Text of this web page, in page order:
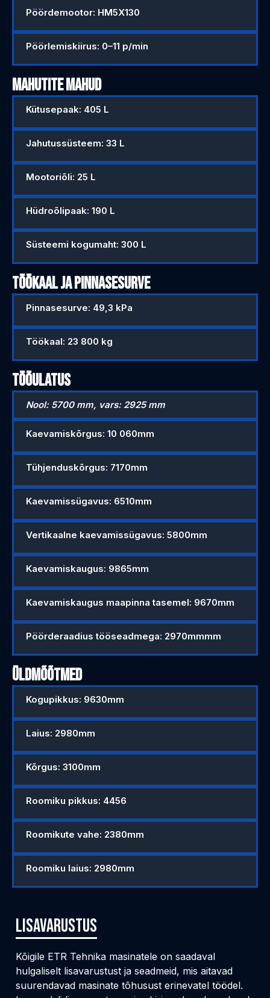
Pöördemootor: HM5X130
Pöörlemiskiirus: 0–11 p/min
MAHUTITE MAHUD
Kütusepaak: 405 L
Jahutussüsteem: 33 L
Mootoriõli: 25 L
Hüdroõlipaak: 190 L
Süsteemi kogumaht: 300 L
TÖÖKAAL JA PINNASESURVE
Pinnasesurve: 49,3 kPa
Töökaal: 23 800 kg
TÖÖULATUS
Nool: 5700 mm, vars: 2925 mm
Kaevamiskõrgus: 10 060mm
Tühjenduskõrgus: 7170mm
Kaevamissügavus: 6510mm
Vertikaalne kaevamissügavus: 5800mm
Kaevamiskaugus: 9865mm
Kaevamiskaugus maapinna tasemel: 9670mm
Pöörderaadius tööseadmega: 2970mmmm
ÜLDMÕÕTMED
Kogupikkus: 9630mm
Laius: 2980mm
Kõrgus: 3100mm
Roomiku pikkus: 4456
Roomikute vahe: 2380mm
Roomiku laius: 2980mm
Lisavarustus
Kõigile ETR Tehnika masinatele on saadaval
hulgaliselt lisavarustust ja seadmeid, mis aitavad
suurendavad masinate tõhusust erinevatel töödel.